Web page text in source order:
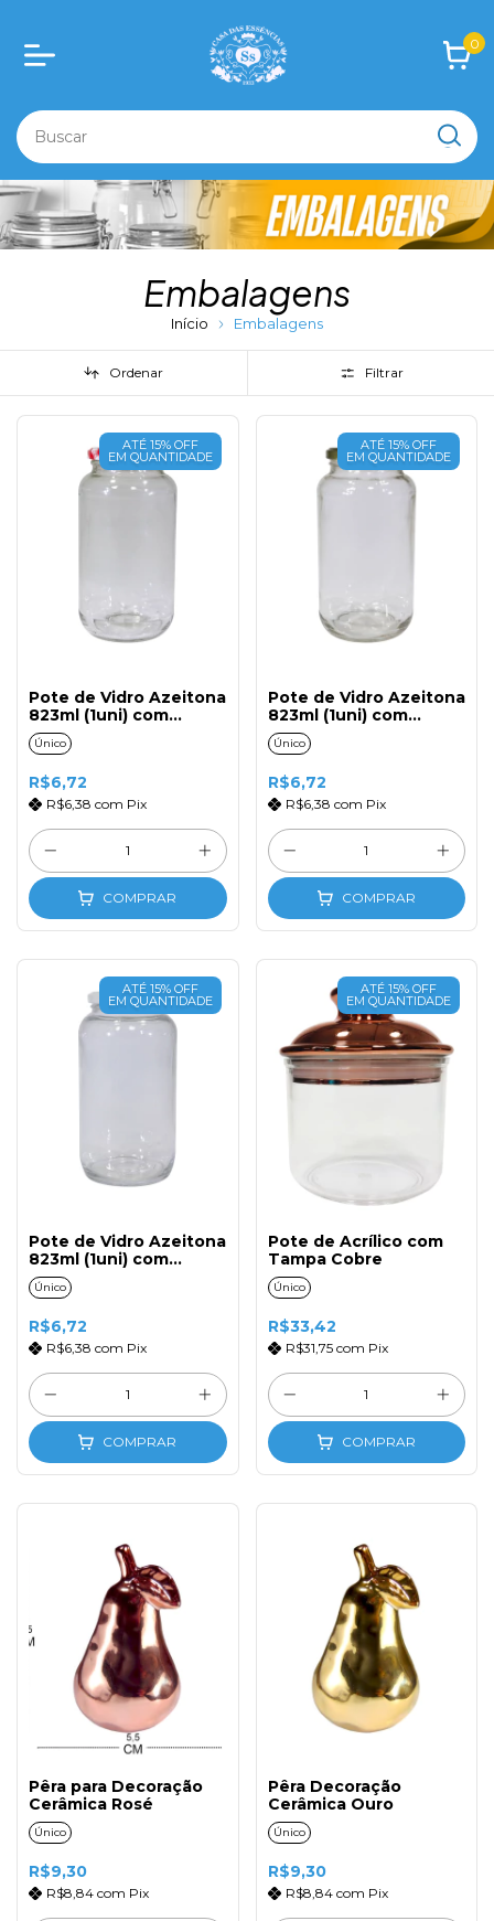
0
Embalagens
Início Embalagens
Ordenar Filtrar
ATÉ 15% OFF
EM QUANTIDADE
Pote de Vidro Azeitona
823ml (1uni) com
Tampa Xadrez
Único
R$6,72
R$6,38 com Pix
COMPRAR
ATÉ 15% OFF
EM QUANTIDADE
Pote de Vidro Azeitona
823ml (1uni) com
Tampa Ouro
Único
R$6,72
R$6,38 com Pix
COMPRAR
ATÉ 15% OFF
EM QUANTIDADE
Pote de Vidro Azeitona
823ml (1uni) com
Tampa Branca
Único
R$6,72
R$6,38 com Pix
COMPRAR
ATÉ 15% OFF
EM QUANTIDADE
Pote de Acrílico com
Tampa Cobre
Único
R$33,42
R$31,75 com Pix
COMPRAR
Pêra para Decoração
Cerâmica Rosé
Único
R$9,30
R$8,84 com Pix
Pêra Decoração
Cerâmica Ouro
Único
R$9,30
R$8,84 com Pix